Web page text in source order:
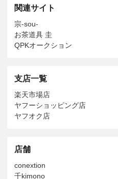
関連サイト
宗-sou-
お茶道具 圭
QPKオークション
支店一覧
楽天市場店
ヤフーショッピング店
ヤフオク店
店舗
conextion
千kimono